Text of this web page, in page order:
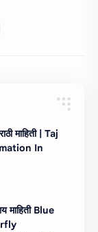
माहिती | Taj
In
माहिती Blue